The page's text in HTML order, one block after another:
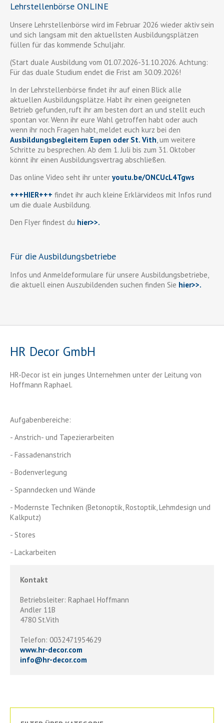
Lehrstellenbörse ONLINE
Unsere Lehrstellenbörse wird im Februar 2026 wieder aktiv sein
und sich langsam mit den aktuellsten Ausbildungsplätzen
füllen für das kommende Schuljahr.
(Start duale Ausbildung vom 01.07.2026-31.10.2026. Achtung:
Für das duale Studium endet die Frist am 30.09.2026!
In der Lehrstellenbörse findet ihr auf einen Blick alle
aktuellen Ausbildungsplätze. Habt ihr einen geeigneten
Betrieb gefunden, ruft ihr am besten dort an und stellt euch
spontan vor. Wenn ihr eure Wahl getroffen habt oder auch
wenn ihr noch Fragen habt, meldet euch kurz bei den
Ausbildungsbegleitern Eupen oder St. Vith, um weitere
Schritte zu besprechen. Ab dem 1. Juli bis zum 31. Oktober
könnt ihr einen Ausbildungsvertrag abschließen.
Das online Video seht ihr unter youtu.be/ONCUcL4Tgws
+++HIER+++ findet ihr auch kleine Erklärvideos mit Infos rund
um die duale Ausbildung.
Den Flyer findest du hier>>.
Für die Ausbildungsbetriebe
Infos und Anmeldeformulare für unsere Ausbildungsbetriebe,
die aktuell einen Auszubildenden suchen finden Sie hier>>.
HR Decor GmbH
HR-Decor ist ein junges Unternehmen unter der Leitung von
Hoffmann Raphael.
Aufgabenbereiche:
- Anstrich- und Tapezierarbeiten
- Fassadenanstrich
- Bodenverlegung
- Spanndecken und Wände
- Modernste Techniken (Betonoptik, Rostoptik, Lehmdesign und
Kalkputz)
- Stores
- Lackarbeiten
Kontakt
Betriebsleiter: Raphael Hoffmann
Andler 11B
4780 St.Vith
Telefon: 0032471954629
www.hr-decor.com
info@hr-decor.com